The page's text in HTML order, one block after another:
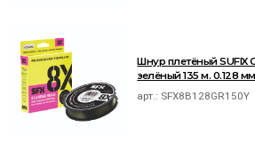
Шнур плетёный
зелёный 135 м. 0.128
арт.: SFX8B128GR150Y